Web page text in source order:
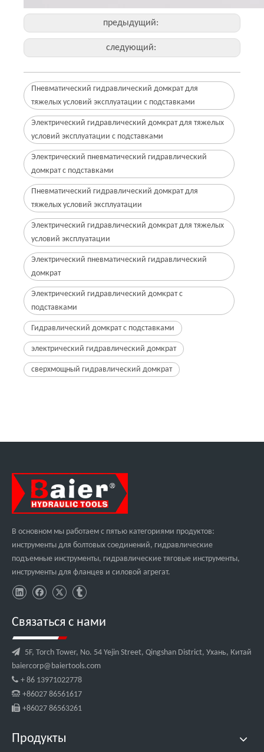
предыдущий:
следующий:
Пневматический гидравлический домкрат для
тяжелых условий эксплуатации с подставками
Электрический гидравлический домкрат для тяжелых
условий эксплуатации с подставками
Электрический пневматический гидравлический
домкрат с подставками
Пневматический гидравлический домкрат для
тяжелых условий эксплуатации
Электрический гидравлический домкрат для тяжелых
условий эксплуатации
Электрический пневматический гидравлический
домкрат
Электрический гидравлический домкрат с
подставками
Гидравлический домкрат с подставками
электрический гидравлический домкрат
сверхмощный гидравлический домкрат
В основном мы работаем с пятью категориями продуктов:
инструменты для болтовых соединений, гидравлические
подъемные инструменты, гидравлические тяговые инструменты,
инструменты для фланцев и силовой агрегат.
Связаться с нами
 5F, Torch Tower, No. 54 Yejin Street, Qingshan District, Ухань, Китай
baiercorp@baiertools.com
 + 86 13971022778
 +86027 86561617
 +86027 86563261
Продукты